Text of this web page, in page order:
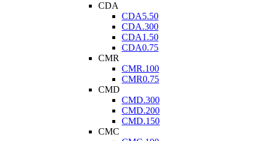
CDA
CDA5.50
CDA.300
CDA1.50
CDA0.75
CMR
CMR.100
CMR0.75
CMD
CMD.300
CMD.200
CMD.150
CMC